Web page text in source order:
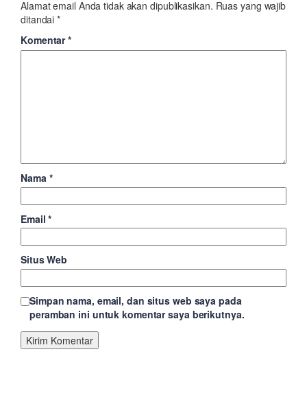
Alamat email Anda tidak akan dipublikasikan. Ruas yang wajib
ditandai*
Komentar*
Nama *
Email*
Situs Web
Simpan nama, email, dan situs web saya pada
peramban ini untuk komentar saya berikutnya.